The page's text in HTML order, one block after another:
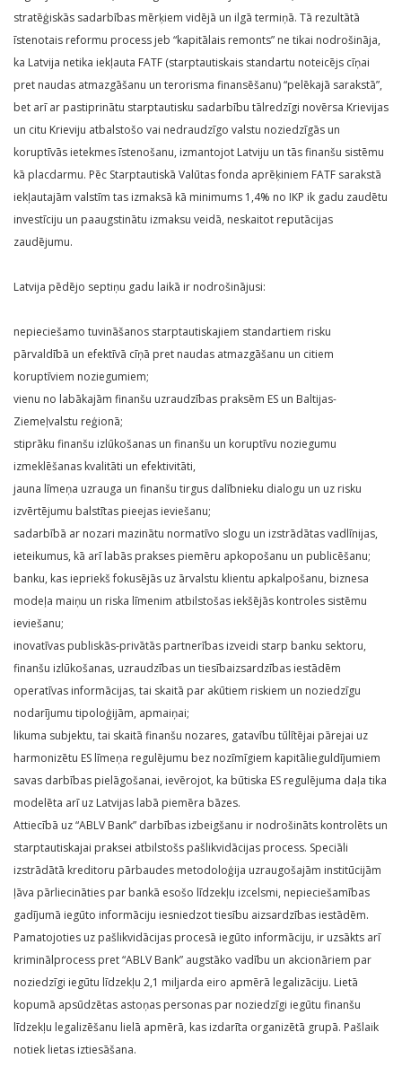
stratēģiskās sadarbības mērķiem vidējā un ilgā termiņā. Tā rezultātā
īstenotais reformu process jeb “kapitālais remonts” ne tikai nodrošināja,
ka Latvija netika iekļauta FATF (starptautiskais standartu noteicējs cīņai
pret naudas atmazgāšanu un terorisma finansēšanu) “pelēkajā sarakstā”,
bet arī ar pastiprinātu starptautisku sadarbību tālredzīgi novērsa Krievijas
un citu Krieviju atbalstošo vai nedraudzīgo valstu noziedzīgās un
koruptīvās ietekmes īstenošanu, izmantojot Latviju un tās finanšu sistēmu
kā placdarmu. Pēc Starptautiskā Valūtas fonda aprēķiniem FATF sarakstā
iekļautajām valstīm tas izmaksā kā minimums 1,4% no IKP ik gadu zaudētu
investīciju un paaugstinātu izmaksu veidā, neskaitot reputācijas
zaudējumu.
Latvija pēdējo septiņu gadu laikā ir nodrošinājusi:
nepieciešamo tuvināšanos starptautiskajiem standartiem risku
pārvaldībā un efektīvā cīņā pret naudas atmazgāšanu un citiem
koruptīviem noziegumiem;
vienu no labākajām finanšu uzraudzības praksēm ES un Baltijas-
Ziemeļvalstu reģionā;
stiprāku finanšu izlūkošanas un finanšu un koruptīvu noziegumu
izmeklēšanas kvalitāti un efektivitāti,
jauna līmeņa uzrauga un finanšu tirgus dalībnieku dialogu un uz risku
izvērtējumu balstītas pieejas ieviešanu;
sadarbībā ar nozari mazinātu normatīvo slogu un izstrādātas vadlīnijas,
ieteikumus, kā arī labās prakses piemēru apkopošanu un publicēšanu;
banku, kas iepriekš fokusējās uz ārvalstu klientu apkalpošanu, biznesa
modeļa maiņu un riska līmenim atbilstošas iekšējās kontroles sistēmu
ieviešanu;
inovatīvas publiskās-privātās partnerības izveidi starp banku sektoru,
finanšu izlūkošanas, uzraudzības un tiesībaizsardzības iestādēm
operatīvas informācijas, tai skaitā par akūtiem riskiem un noziedzīgu
nodarījumu tipoloģijām, apmaiņai;
likuma subjektu, tai skaitā finanšu nozares, gatavību tūlītējai pārejai uz
harmonizētu ES līmeņa regulējumu bez nozīmīgiem kapitālieguldījumiem
savas darbības pielāgošanai, ievērojot, ka būtiska ES regulējuma daļa tika
modelēta arī uz Latvijas labā piemēra bāzes.
Attiecībā uz “ABLV Bank” darbības izbeigšanu ir nodrošināts kontrolēts un
starptautiskajai praksei atbilstošs pašlikvidācijas process. Speciāli
izstrādātā kreditoru pārbaudes metodoloģija uzraugošajām institūcijām
ļāva pārliecināties par bankā esošo līdzekļu izcelsmi, nepieciešamības
gadījumā iegūto informāciju iesniedzot tiesību aizsardzības iestādēm.
Pamatojoties uz pašlikvidācijas procesā iegūto informāciju, ir uzsākts arī
kriminālprocess pret “ABLV Bank” augstāko vadību un akcionāriem par
noziedzīgi iegūtu līdzekļu 2,1 miljarda eiro apmērā legalizāciju. Lietā
kopumā apsūdzētas astoņas personas par noziedzīgi iegūtu finanšu
līdzekļu legalizēšanu lielā apmērā, kas izdarīta organizētā grupā. Pašlaik
notiek lietas iztiesāšana.